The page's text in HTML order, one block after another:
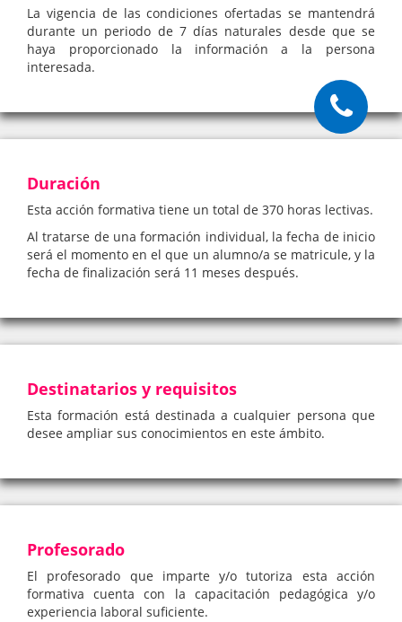
La vigencia de las condiciones ofertadas se mantendrá
durante un periodo de 7 días naturales desde que se
haya proporcionado la información a la persona
interesada.
Duración
Esta acción formativa tiene un total de 370 horas lectivas.
Al tratarse de una formación individual, la fecha de inicio
será el momento en el que un alumno/a se matricule, y la
fecha de finalización será 11 meses después.
Destinatarios y requisitos
Esta formación está destinada a cualquier persona que
desee ampliar sus conocimientos en este ámbito.
Profesorado
El profesorado que imparte y/o tutoriza esta acción
formativa cuenta con la capacitación pedagógica y/o
experiencia laboral suficiente.